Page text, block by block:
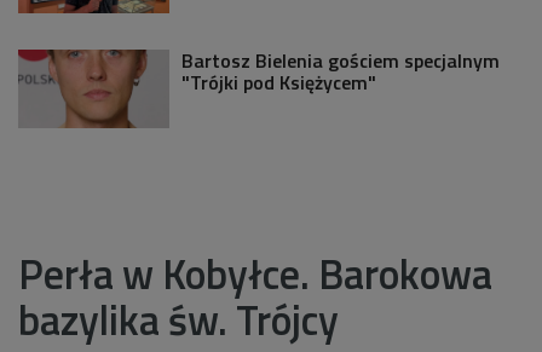
Bartosz Bielenia gościem specjalnym
"Trójki pod Księżycem"
Perła w Kobyłce. Barokowa
bazylika św. Trójcy